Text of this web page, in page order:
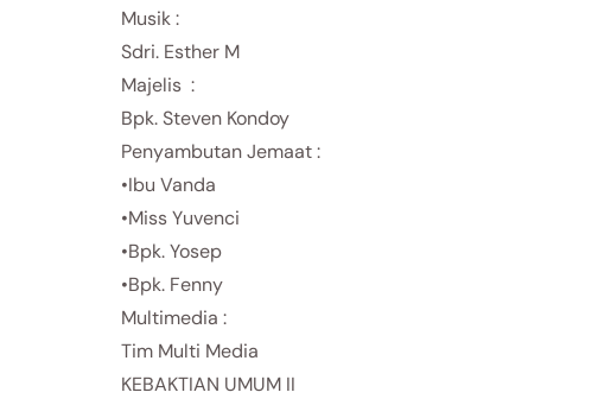
Musik :
Sdri. Esther M
Majelis :
Bpk. Steven Kondoy
Penyambutan Jemaat :
•Ibu Vanda
•Miss Yuvenci
•Bpk. Yosep
•Bpk. Fenny
Multimedia :
Tim Multi Media
KEBAKTIAN UMUM II